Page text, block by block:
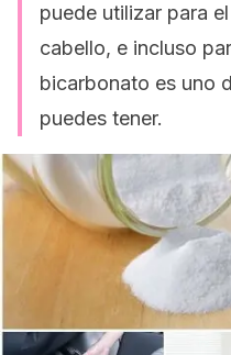
puede utilizar para
cabello, e incluso
bicarbonato es uno
puedes tener.